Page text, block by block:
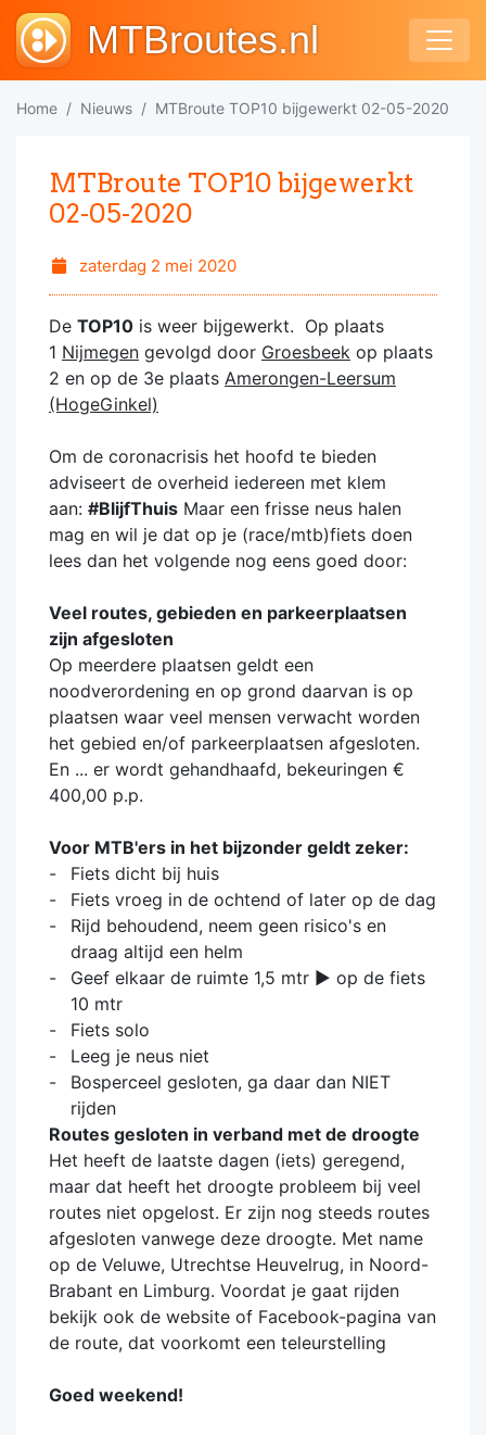
MTBroutes.nl
Home Nieuws MTBroute TOP10 bijgewerkt 02-05-2020
MTBroute TOP10 bijgewerkt
02-05-2020
zaterdag 2 mei 2020
De TOP10 is weer bijgewerkt. Op plaats
1 Nijmegen gevolgd door Groesbeek op plaats
2 en op de 3e plaats Amerongen-Leersum
(HogeGinkel)
Om de coronacrisis het hoofd te bieden
adviseert de overheid iedereen met klem
aan: #BlijfThuis Maar een frisse neus halen
mag en wil je dat op je (race/mtb)fiets doen
lees dan het volgende nog eens goed door:
Veel routes, gebieden en parkeerplaatsen
zijn afgesloten
Op meerdere plaatsen geldt een
noodverordening en op grond daarvan is op
plaatsen waar veel mensen verwacht worden
het gebied en/of parkeerplaatsen afgesloten.
En ... er wordt gehandhaafd, bekeuringen €
400,00 p.p.
Voor MTB'ers in het bijzonder geldt zeker:
Fiets dicht bij huis
Fiets vroeg in de ochtend of later op de dag
Rijd behoudend, neem geen risico's en
draag altijd een helm
Geef elkaar de ruimte 1,5 mtr ► op de fiets
10 mtr
Fiets solo
Leeg je neus niet
Bosperceel gesloten, ga daar dan NIET
rijden
Routes gesloten in verband met de droogte
Het heeft de laatste dagen (iets) geregend,
maar dat heeft het droogte probleem bij veel
routes niet opgelost. Er zijn nog steeds routes
afgesloten vanwege deze droogte. Met name
op de Veluwe, Utrechtse Heuvelrug, in Noord-
Brabant en Limburg. Voordat je gaat rijden
bekijk ook de website of Facebook-pagina van
de route, dat voorkomt een teleurstelling
Goed weekend!